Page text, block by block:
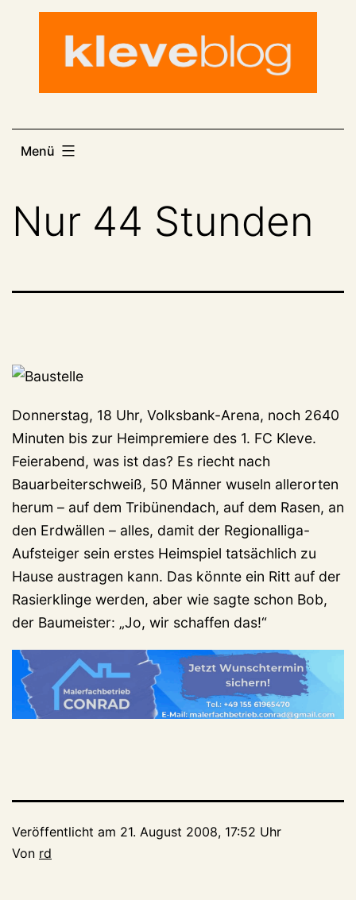
Menü
Nur 44 Stunden
Donnerstag, 18 Uhr, Volksbank-Arena, noch 2640
Minuten bis zur Heimpremiere des 1. FC Kleve.
Feierabend, was ist das? Es riecht nach
Bauarbeiterschweiß, 50 Männer wuseln allerorten
herum – auf dem Tribünendach, auf dem Rasen, an
den Erdwällen – alles, damit der Regionalliga-
Aufsteiger sein erstes Heimspiel tatsächlich zu
Hause austragen kann. Das könnte ein Ritt auf der
Rasierklinge werden, aber wie sagte schon Bob,
der Baumeister: „Jo, wir schaffen das!“
Veröffentlicht am 21. August 2008, 17:52 Uhr
Von rd